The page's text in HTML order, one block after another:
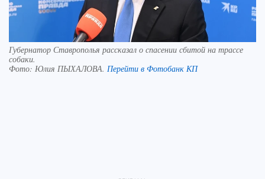
Губернатор Ставрополья рассказал о спасении сбитой на трассе
собаки.
Фото: Юлия ПЫХАЛОВА. Перейти в Фотобанк КП